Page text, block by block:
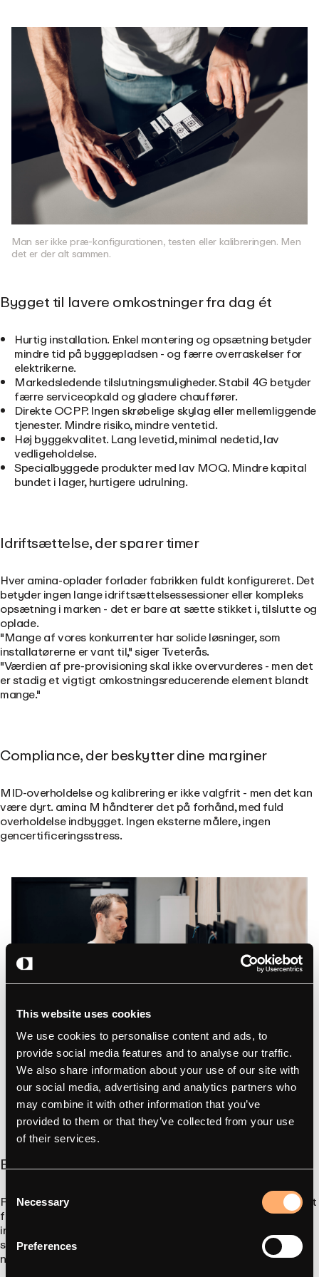
This website uses cookies
We use cookies to personalise content and ads, to
provide social media features and to analyse our traffic.
We also share information about your use of our site with
our social media, advertising and analytics partners who
may combine it with other information that you’ve
provided to them or that they’ve collected from your use
of their services.
Selection
Necessary
Preferences
Man ser ikke præ-konfigurationen, testen eller kalibreringen. Men
det er der alt sammen.
Bygget til lavere omkostninger fra dag ét
Hurtig installation. Enkel montering og opsætning betyder
mindre tid på byggepladsen - og færre overraskelser for
elektrikerne.
Markedsledende tilslutningsmuligheder. Stabil 4G betyder
færre serviceopkald og gladere chauffører.
Direkte OCPP. Ingen skrøbelige skylag eller mellemliggende
tjenester. Mindre risiko, mindre ventetid.
Høj byggekvalitet. Lang levetid, minimal nedetid, lav
vedligeholdelse.
Specialbyggede produkter med lav MOQ. Mindre kapital
bundet i lager, hurtigere udrulning.
Idriftsættelse, der sparer timer
Hver amina-oplader forlader fabrikken fuldt konfigureret. Det
betyder ingen lange idriftsættelsessessioner eller kompleks
opsætning i marken - det er bare at sætte stikket i, tilslutte og
oplade.
"Mange af vores konkurrenter har solide løsninger, som
installatørerne er vant til," siger Tveterås.
"Værdien af pre-provisioning skal ikke overvurderes - men det
er stadig et vigtigt omkostningsreducerende element blandt
mange."
Compliance, der beskytter dine marginer
MID-overholdelse og kalibrering er ikke valgfrit - men det kan
være dyrt. amina M håndterer det på forhånd, med fuld
overholdelse indbygget. Ingen eksterne målere, ingen
gencertificeringsstress.
Hver time, der spares i marken, er et resultat af test, der aldrig
skærer hjørner. Vi tester, hvor vi bygger. Hurtig feedback, færre
trin, solid hardware.
En bedre business case
For CPO'er handler TCO ikke om regneark - det handler om at
forblive konkurrencedygtig. En oplader, der er hurtigere at
installere, billigere at vedligeholde og bygget til at holde,
sparer ikke bare penge. Det frigør kapital til at udvide
netværket.